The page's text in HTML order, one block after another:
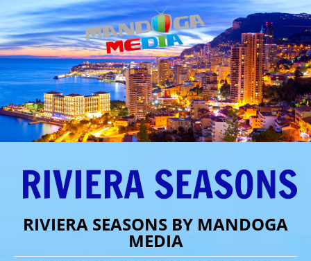
RIVIERA SEASONS BY MANDOGA
MEDIA